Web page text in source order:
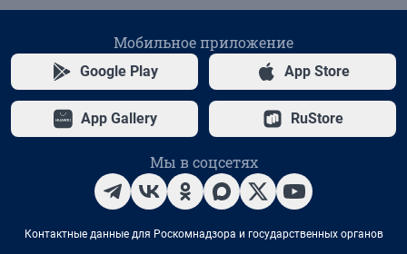
Мобильное приложение
Google Play App Store
App Gallery RuStore
Мы в соцсетях
Контактные данные для Роскомнадзора и государственных органов